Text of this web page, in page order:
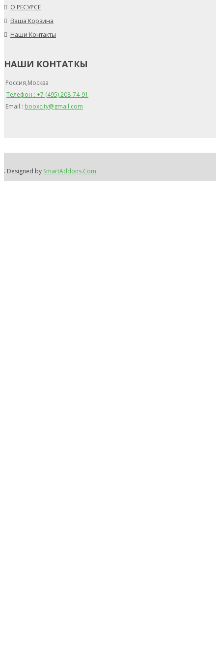
О РЕСУРСЕ
Ваша Корзина
Наши Контакты
НАШИ КОНТАТКЫ
Россия,Москва
Teлефон : +7 (495) 208-74-91
Email : booxcity@gmail.com
. Designed by SmartAddons.Com